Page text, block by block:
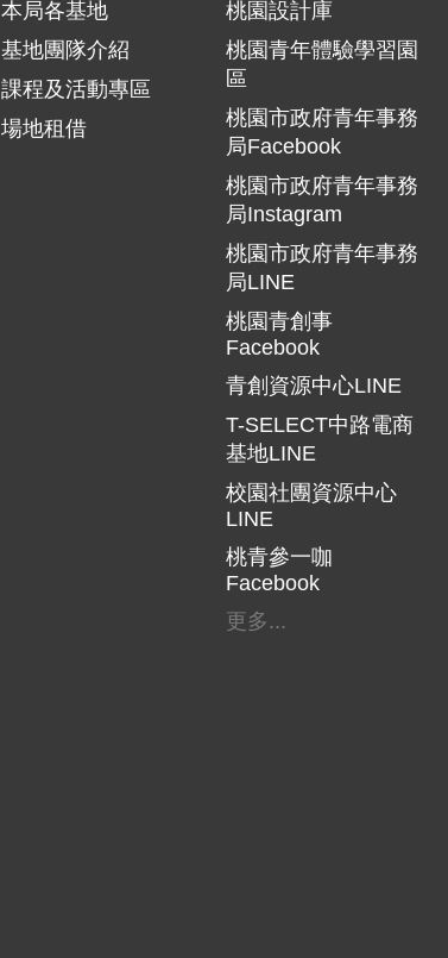
本局各基地
基地團隊介紹
課程及活動專區
場地租借
桃園設計庫
桃園青年體驗學習園
區
桃園市政府青年事務
局Facebook
桃園市政府青年事務
局Instagram
桃園市政府青年事務
局LINE
桃園青創事
Facebook
青創資源中心LINE
T-SELECT中路電商
基地LINE
校園社團資源中心
LINE
桃青參一咖
Facebook
更多...